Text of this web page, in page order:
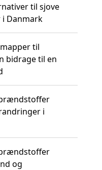
til sjove
Danmark
til
bidrage til en
i
og